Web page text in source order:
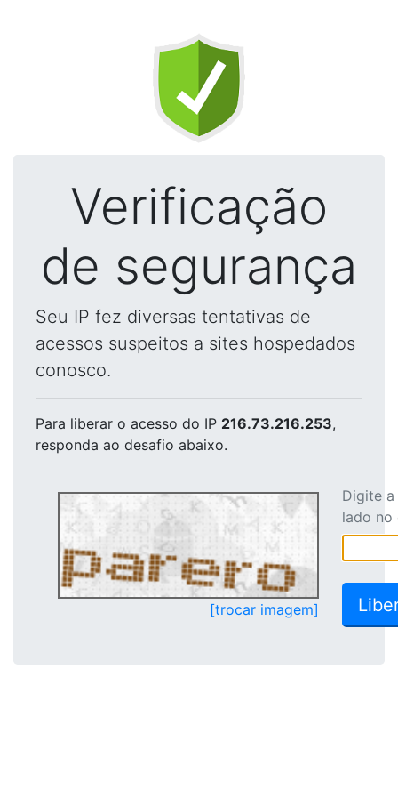
Verificação
de segurança
Seu IP fez diversas tentativas de
acessos suspeitos a sites hospedados
conosco.
Para liberar o acesso do IP 216.73.216.253,
responda ao desafio abaixo.
[trocar imagem]
Digite
lado no